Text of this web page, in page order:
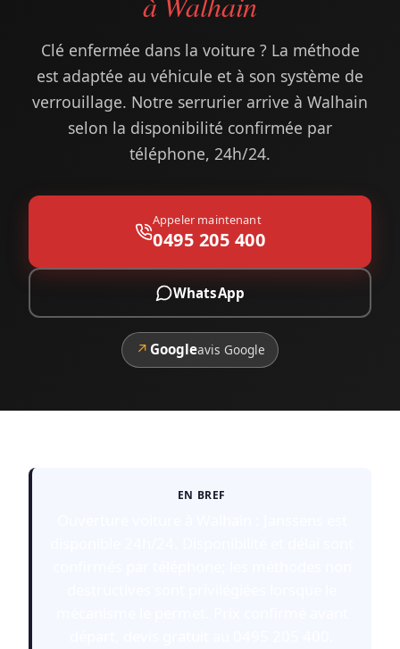
Clé enfermée dans la voiture ? La méthode
est adaptée au véhicule et à son système de
verrouillage. Notre serrurier arrive à Walhain
selon la disponibilité confirmée par
téléphone, 24h/24.
Appeler maintenant
0495 205 400
WhatsApp
↗ Googleavis Google
EN BREF